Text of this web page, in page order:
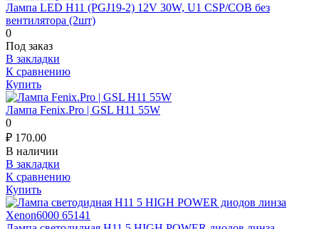
Лампа LED H11 (PGJ19-2) 12V 30W, U1 CSP/COB без
вентилятора (2шт)
0
Под заказ
В закладки
К сравнению
Купить
Лампа Fenix.Pro | GSL H11 55W
0
₽ 170.00
В наличии
В закладки
К сравнению
Купить